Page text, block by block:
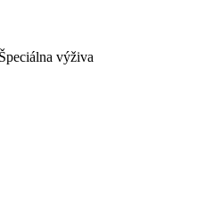
Špeciálna výživa